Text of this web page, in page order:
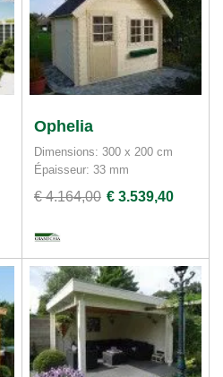
Ophelia
Dimensions: 300 x 200 cm
Épaisseur: 33 mm
€ 4.164,00 € 3.539,40